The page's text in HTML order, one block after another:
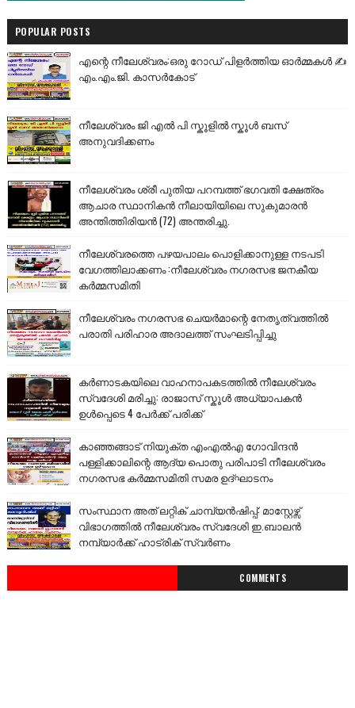
POPULAR POSTS
എന്റെ നീലേശ്വരം:ഒരു റോഡ് പിളർത്തിയ ഓർമ്മകൾ ✍️
എം.എം.ജി. കാസർകോട്
നീലേശ്വരം ജി എൽ പി സ്കൂളിൽ സ്കൂൾ ബസ്
അനുവദിക്കണം
നീലേശ്വരം ശ്രീ പുതിയ പറമ്പത്ത് ഭഗവതി ക്ഷേത്രം
ആചാര സ്ഥാനികൻ നീലായിയിലെ സുകുമാരൻ
അന്തിത്തിരിയൻ (72) അന്തരിച്ചു.
നീലേശ്വരത്തെ പഴയപാലം പൊളിക്കാനുള്ള നടപടി
വേഗത്തിലാക്കണം :നീലേശ്വരം നഗരസഭ ജനകീയ
കർമ്മസമിതി
നീലേശ്വരം നഗരസഭ ചെയർമാന്റെ നേതൃത്വത്തിൽ
പരാതി പരിഹാര അദാലത്ത് സംഘടിപ്പിച്ചു
കർണാടകയിലെ വാഹനാപകടത്തിൽ നീലേശ്വരം
സ്വദേശി മരിച്ചു: രാജാസ് സ്കൂൾ അധ്യാപകൻ
ഉൾപ്പെടെ 4 പേർക്ക് പരിക്ക്
കാഞ്ഞങ്ങാട് നിയുക്ത എംഎൽഎ ഗോവിന്ദൻ
പള്ളിക്കാലിന്റെ ആദ്യ പൊതു പരിപാടി നീലേശ്വരം
നഗരസഭ കർമ്മസമിതി സമര ഉദ്ഘാടനം
സംസ്ഥാന അത് ലറ്റിക് ചാമ്പ്യൻഷിപ്പ്: മാസ്റ്റേഴ്സ്
വിഭാഗത്തിൽ നീലേശ്വരം സ്വദേശി ഇ.ബാലൻ
നമ്പ്യാർക്ക് ഹാട്രിക് സ്വർണം
COMMENTS